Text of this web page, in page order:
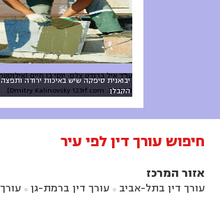
יבואנית סיפקה שיש באיכות ירודה
הקבלן
עו"ד איל ברנדט צלם: יוסי בן חיים
חיצונית: Dmitry Kalinovsky 123rf.com]
חיפוש עורך דין לפי עיר
אזור המרכז
עורך דין בתל-אביב  עורך דין ברמת-גן 